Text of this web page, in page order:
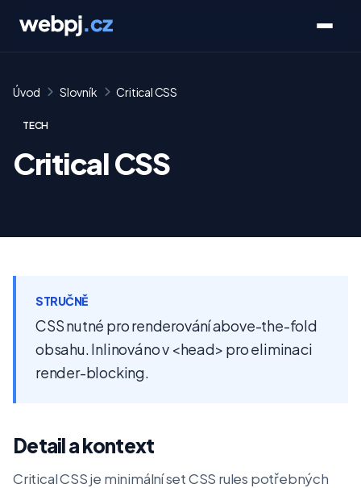
Úvod Slovník Critical CSS
TECH
Critical CSS
STRUČNĚ
CSS nutné pro renderování above-the-fold
obsahu. Inlinováno v <head> pro eliminaci
render-blocking.
Detail a kontext
Critical CSS je minimální set CSS rules potřebných